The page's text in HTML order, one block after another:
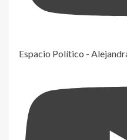
Espacio Político -